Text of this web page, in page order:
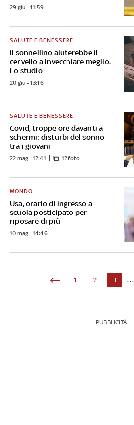
29 giu - 11:59
Il sonnellino aiuterebbe il
cervello a invecchiare meglio.
Lo studio
SALUTE E BENESSERE
20 giu - 13:16
Covid, troppe ore davanti a
schermi: disturbi del sonno
tra i giovani
SALUTE E BENESSERE
22 mag - 12:41 12 foto
Usa, orario di ingresso a
scuola posticipato per
riposare di più
MONDO
10 mag - 14:46
1 2 3 ...
PUBBLICITÀ